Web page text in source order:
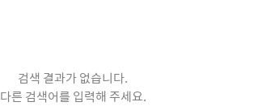
검색 결과가 없습니다.
다른 검색어를 입력해 주세요.